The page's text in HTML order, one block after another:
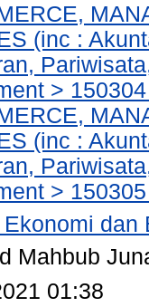
(inc :
>
(inc :
>
Mahbub
01:38